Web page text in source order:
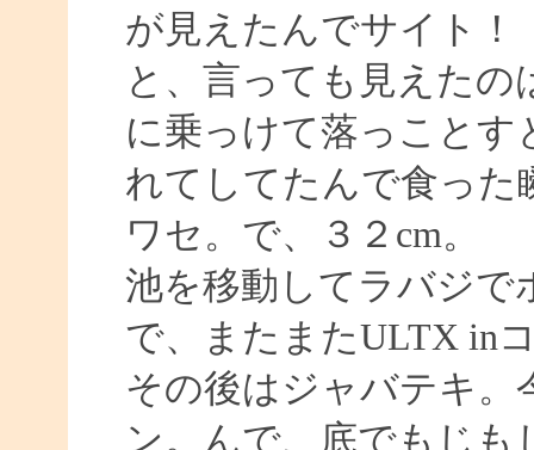
が見えたんでサイト！
と、言っても見えた
に乗っけて落っこと
れてしてたんで食った
ワセ。で、３２cm。
池を移動してラバジで
で、またまたULTX in
その後はジャバテキ。
ン。んで、底でもじ